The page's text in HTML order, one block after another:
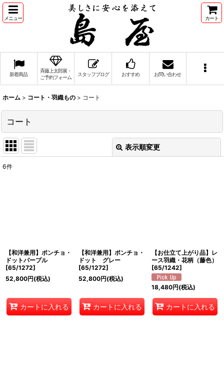
メニュー カート
新着商品
斉藤上太郎展・
ご予約フォーム
スタッフブログ おすすめ お問い合わせ
ホーム > コート・羽織もの > コート
コート
表示順変更
6件
【和洋兼用】ポンチョ・
ドットパープル
[65/1272]
52,800円(税込)
カートに入れる
【和洋兼用】ポンチョ・
ドット グレー
[65/1272]
52,800円(税込)
カートに入れる
【お仕立て上がり品】レ
ース羽織・花柄（藤色）
[65/1242]
18,480円(税込)
カートに入れる